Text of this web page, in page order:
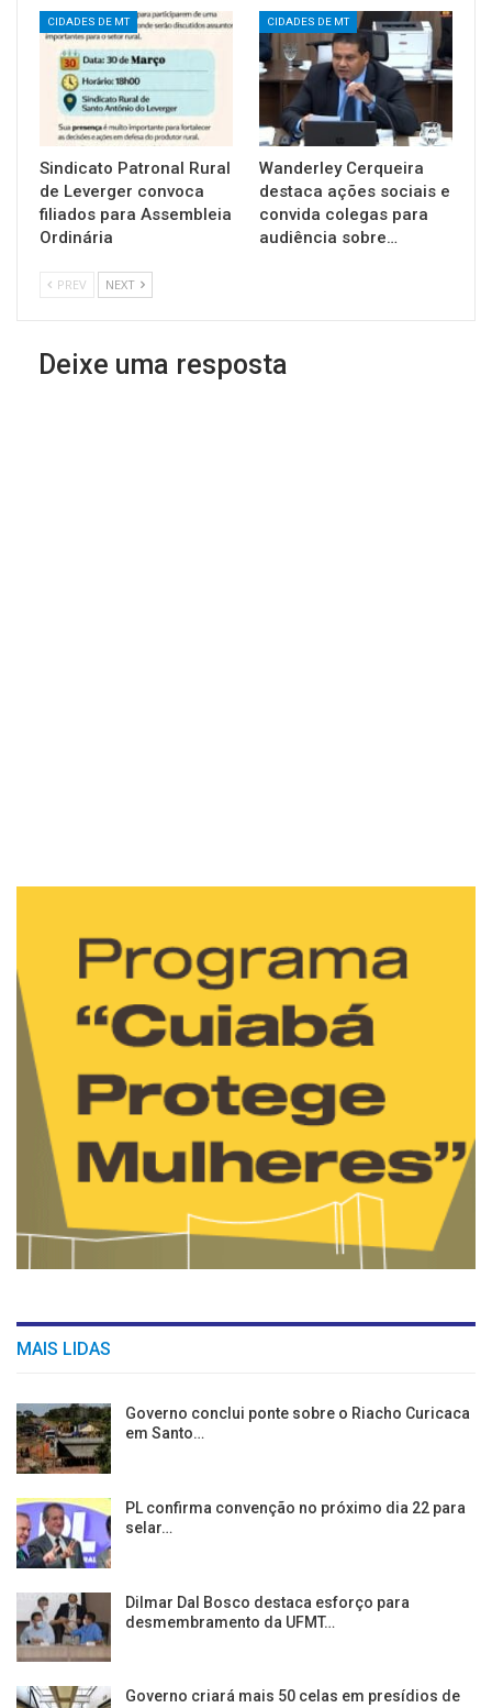
CIDADES DE MT
Sindicato Patronal Rural
de Leverger convoca
filiados para Assembleia
Ordinária
CIDADES DE MT
Wanderley Cerqueira
destaca ações sociais e
convida colegas para
audiência sobre…
PREV NEXT
Deixe uma resposta
MAIS LIDAS
Governo conclui ponte sobre o Riacho Curicaca
em Santo…
PL confirma convenção no próximo dia 22 para
selar…
Dilmar Dal Bosco destaca esforço para
desmembramento da UFMT…
Governo criará mais 50 celas em presídios de